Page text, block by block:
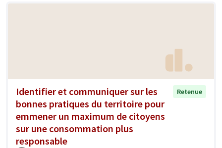
Identifier et communiquer sur les
bonnes pratiques du territoire pour
emmener un maximum de citoyens
sur une consommation plus
responsable
Retenue